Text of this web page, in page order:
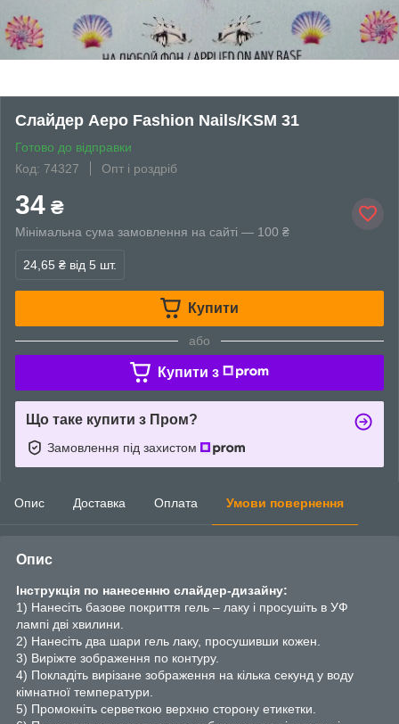
Слайдер Аеро Fashion Nails/KSM 31
Готово до відправки
Код: 74327
Опт і роздріб
34 ₴
Мінімальна сума замовлення на сайті — 100 ₴
24,65 ₴ від 5 шт.
Купити
або
Купити з
Що таке купити з Пром?
Замовлення під захистом
Опис Доставка Оплата Умови повернення
Опис
Інструкція по нанесенню слайдер-дизайну:
1) Нанесіть базове покриття гель – лаку і просушіть в УФ
лампі дві хвилини.
2) Нанесіть два шари гель лаку, просушивши кожен.
3) Виріжте зображення по контуру.
4) Покладіть вирізане зображення на кілька секунд у воду
кімнатної температури.
5) Промокніть серветкою верхню сторону етикетки.